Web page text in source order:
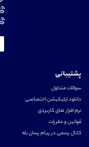
پشتیبانی
سوالات متداول
دانلود اپلیکیشن اختصاصی
نرم افزار های کاربردی
قوانین و مقررات
کانال رسمی در پیام رسان بله